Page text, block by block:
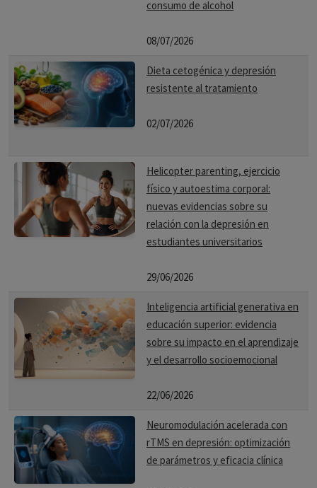
consumo de alcohol
08/07/2026
Dieta cetogénica y depresión
resistente al tratamiento
02/07/2026
Helicopter parenting, ejercicio
físico y autoestima corporal:
nuevas evidencias sobre su
relación con la depresión en
estudiantes universitarios
29/06/2026
Inteligencia artificial generativa en
educación superior: evidencia
sobre su impacto en el aprendizaje
y el desarrollo socioemocional
22/06/2026
Neuromodulación acelerada con
rTMS en depresión: optimización
de parámetros y eficacia clínica